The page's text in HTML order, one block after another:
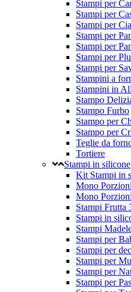
Stampi per
Stampi per
Stampi per
Stampi per
Stampi per
Stampi per
Stampi per
Stampini a
Stampini in
Stampo
Stampo Furbo
Stampo per
Stampo per
Teglie da
Tortiere
Stampi in silicone
Kit Stampi in
Mono
Mono
Stampi Frutta
Stampi in
Stampi
Stampi per
Stampi per
Stampi per
Stampi per
Stampi per